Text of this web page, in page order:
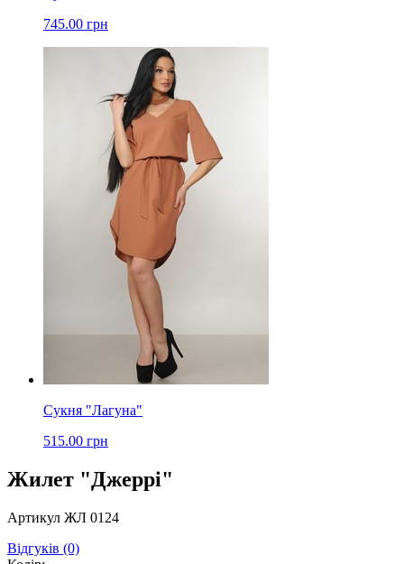
745.00 грн
Сукня "Лагуна"
515.00 грн
Жилет "Джеррі"
Артикул ЖЛ 0124
Відгуків (0)